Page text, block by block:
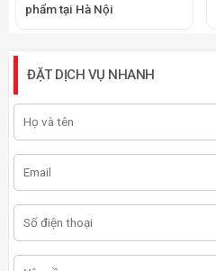
phẩm tại Hà Nội
ĐẶT DỊCH VỤ NHANH